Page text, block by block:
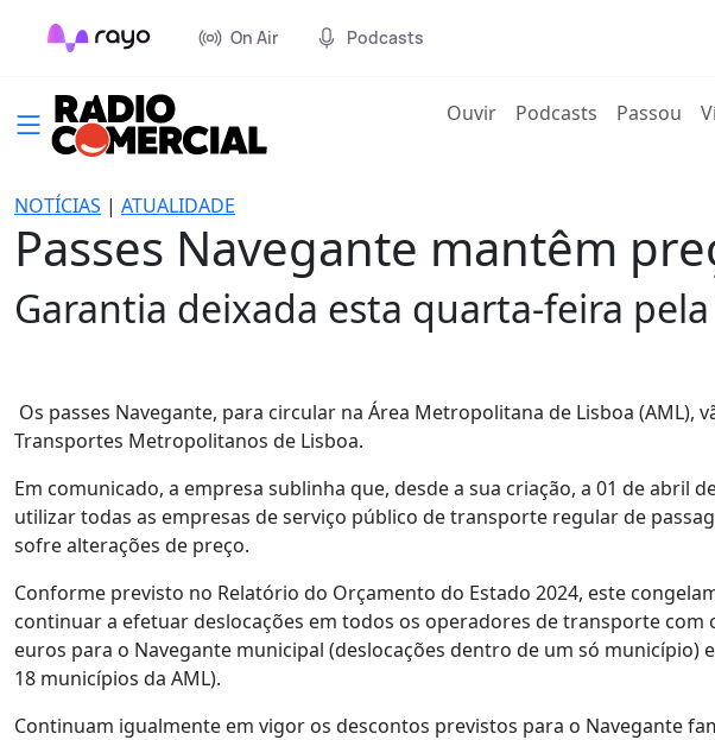
On Air Podcasts
Ouvir(current)
Podcasts Passou
NOTÍCIAS | ATUALIDADE
Passes Navegante mantêm
Garantia deixada esta quarta-feira
Os passes Navegante, para circular na Área Metropolitana de Lisboa (AML),
Transportes Metropolitanos de Lisboa.
Em comunicado, a empresa sublinha que, desde a sua criação, a 01 de abril
utilizar todas as empresas de serviço público de transporte regular de
sofre alterações de preço.
Conforme previsto no Relatório do Orçamento do Estado 2024, este
continuar a efetuar deslocações em todos os operadores de transporte com
euros para o Navegante municipal (deslocações dentro de um só município)
18 municípios da AML).
Continuam igualmente em vigor os descontos previstos para o Navegante